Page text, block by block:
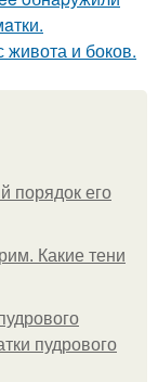
живота и боков.
порядок его
Какие тени
пудрового